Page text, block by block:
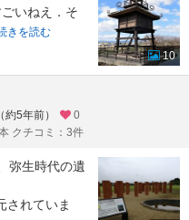
いねえ．そ
きを読む
10
5年前）
0
クチコミ：3件
弥生時代の遺
されていま